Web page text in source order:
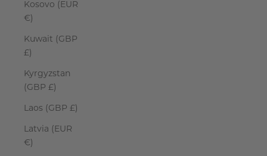
Kosovo (EUR
€)
Kuwait (GBP
£)
Kyrgyzstan
(GBP £)
Laos (GBP £)
Latvia (EUR
€)